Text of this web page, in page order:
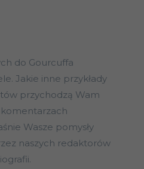
do Gourcuffa
Jakie inne przykłady
przychodzą Wam
komentarzach
Wasze pomysły
naszych redaktorów